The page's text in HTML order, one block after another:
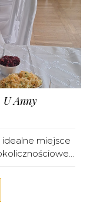
U Anny
idealne miejsce